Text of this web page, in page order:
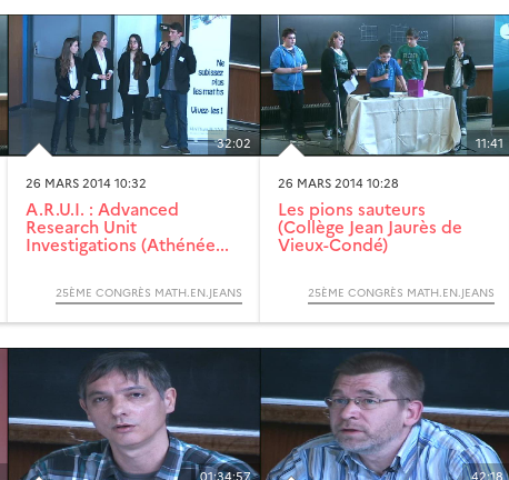
32:02
26 MARS 2014 10:32
A.R.U.I. : Advanced
Research Unit
Investigations (Athénée...
25ÈME CONGRÈS MATH.EN.JEANS
11:41
26 MARS 2014 10:28
Les pions sauteurs
(Collège Jean Jaurès de
Vieux-Condé)
25ÈME CONGRÈS MATH.EN.JEANS
01:34:57 42:18